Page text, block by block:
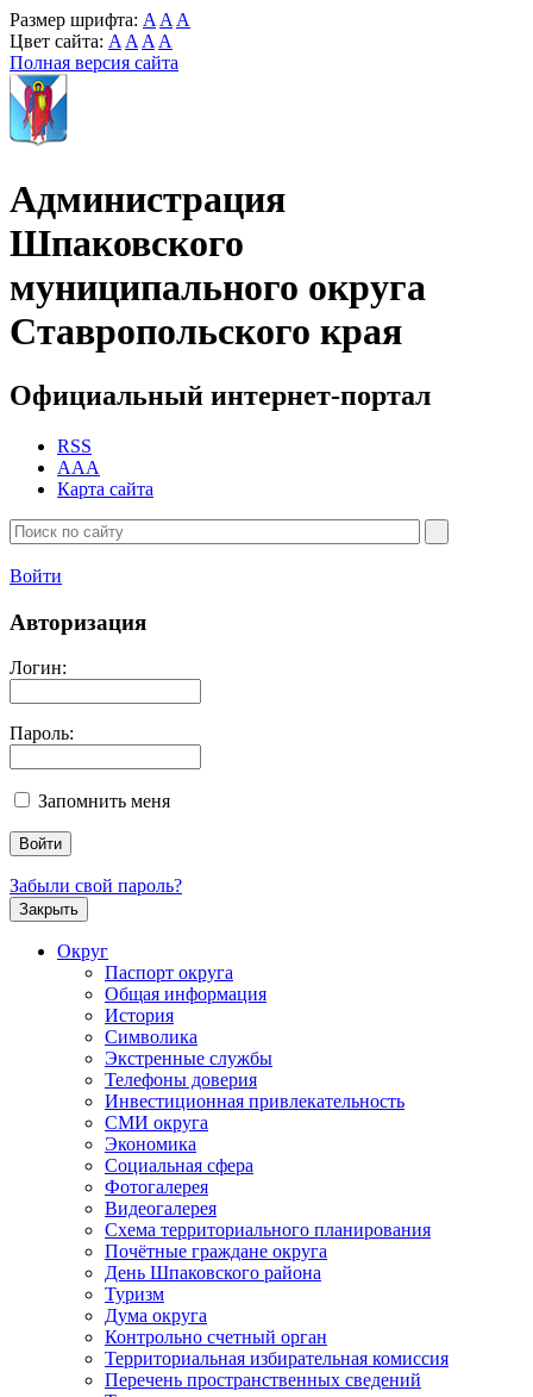
Размер шрифта: A A A
Цвет сайта: A A A A
Полная версия сайта
Администрация
Шпаковского
муниципального округа
Ставропольского края
Официальный интернет-портал
RSS
AAA
Карта сайта
Войти
Авторизация
Логин:
Пароль:
Запомнить меня
Забыли свой пароль?
Закрыть
Округ
Паспорт округа
Общая информация
История
Символика
Экстренные службы
Телефоны доверия
Инвестиционная привлекательность
СМИ округа
Экономика
Социальная сфера
Фотогалерея
Видеогалерея
Схема территориального планирования
Почётные граждане округа
День Шпаковского района
Туризм
Дума округа
Контрольно счетный орган
Территориальная избирательная комиссия
Перечень пространственных сведений